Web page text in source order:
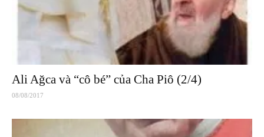
Ali Ağca và “cô bé” của Cha Piô (2/4)
08/08/2017